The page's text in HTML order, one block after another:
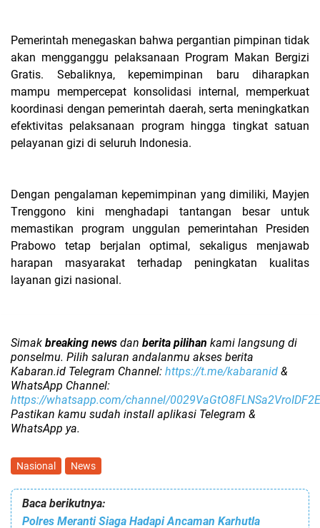
Pemerintah menegaskan bahwa pergantian pimpinan tidak
akan mengganggu pelaksanaan Program Makan Bergizi
Gratis. Sebaliknya, kepemimpinan baru diharapkan
mampu mempercepat konsolidasi internal, memperkuat
koordinasi dengan pemerintah daerah, serta meningkatkan
efektivitas pelaksanaan program hingga tingkat satuan
pelayanan gizi di seluruh Indonesia.
Dengan pengalaman kepemimpinan yang dimiliki, Mayjen
Trenggono kini menghadapi tantangan besar untuk
memastikan program unggulan pemerintahan Presiden
Prabowo tetap berjalan optimal, sekaligus menjawab
harapan masyarakat terhadap peningkatan kualitas
layanan gizi nasional.
Simak breaking news dan berita pilihan kami langsung di
ponselmu. Pilih saluran andalanmu akses berita
Kabaran.id Telegram Channel: https://t.me/kabaranid &
WhatsApp Channel:
https://whatsapp.com/channel/0029VaGtO8FLNSa2VroIDF2E
Pastikan kamu sudah install aplikasi Telegram &
WhatsApp ya.
Nasional News
Baca berikutnya:
Polres Meranti Siaga Hadapi Ancaman Karhutla